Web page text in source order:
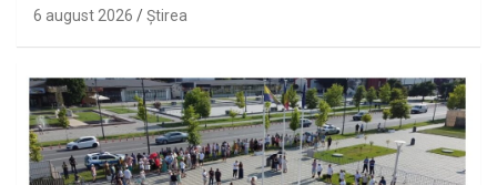
6 august 2026 Ştirea